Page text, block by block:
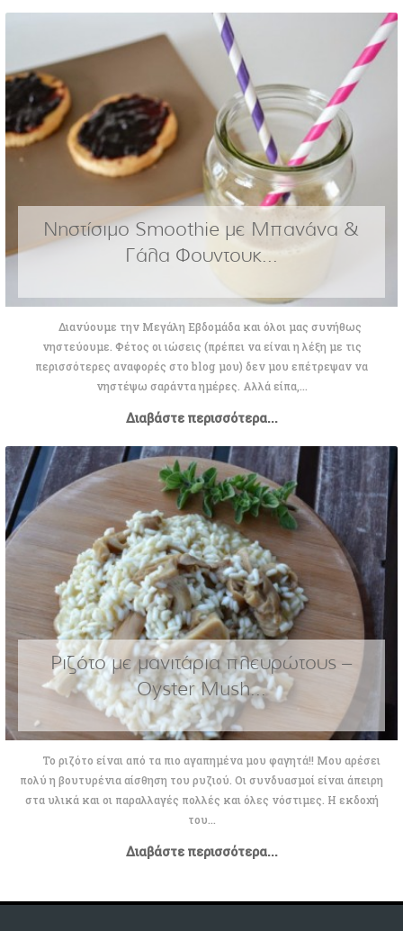
Νηστίσιμο Smoothie με Μπανάνα &
Γάλα Φουντουκ...
Διανύουμε την Μεγάλη Εβδομάδα και όλοι μας συνήθως
νηστεύουμε. Φέτος οι ιώσεις (πρέπει να είναι η λέξη με τις
περισσότερες αναφορές στο blog μου) δεν μου επέτρεψαν να
νηστέψω σαράντα ημέρες. Αλλά είπα,...
Διαβάστε περισσότερα...
Ριζότο με μανιτάρια πλευρώτους –
Oyster Mush...
Το ριζότο είναι από τα πιο αγαπημένα μου φαγητά!! Μου αρέσει
πολύ η βουτυρένια αίσθηση του ρυζιού. Οι συνδυασμοί είναι άπειρη
στα υλικά και οι παραλλαγές πολλές και όλες νόστιμες. Η εκδοχή
του...
Διαβάστε περισσότερα...